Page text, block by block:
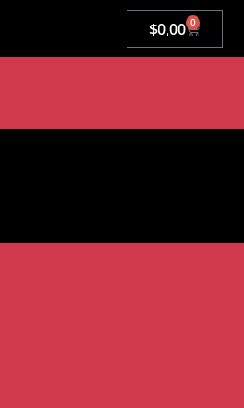
$0,00 0